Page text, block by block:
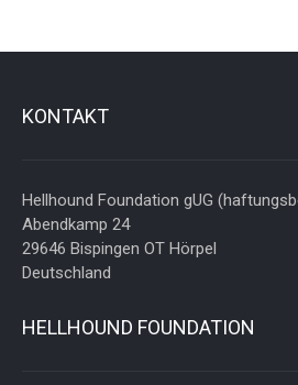
KONTAKT
Hellhound Foundation gUG
Abendkamp 24
29646 Bispingen OT Hörpel
Deutschland
HELLHOUND FOUNDATION